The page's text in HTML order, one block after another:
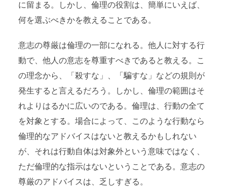
に留まる。しかし、倫理の役割は、簡単にいえば、
何を選ぶべきかを教えることである。
意志の尊厳は倫理の一部になれる。他人に対する行
動で、他人の意志を尊重すべきであると教える。こ
の理念から、「殺すな」、「騙すな」などの規則が
発生すると言えるだろう。しかし、倫理の範囲はそ
れよりはるかに広いのである。倫理は、行動の全て
を対象とする。場合によって、このような行動なら
倫理的なアドバイスはないと教えるかもしれない
が、それは行動自体は対象外という意味ではなく、
ただ倫理的な指示はないということである。意志の
尊厳のアドバイスは、乏しすぎる。